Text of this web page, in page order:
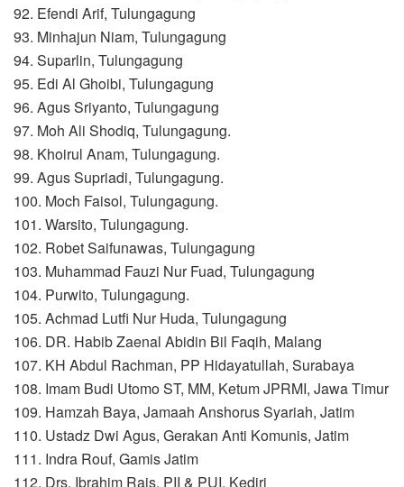
92. Efendi Arif, Tulungagung
93. Minhajun Niam, Tulungagung
94. Suparlin, Tulungagung
95. Edi Al Ghoibi, Tulungagung
96. Agus Sriyanto, Tulungagung
97. Moh Ali Shodiq, Tulungagung.
98. Khoirul Anam, Tulungagung.
99. Agus Supriadi, Tulungagung.
100. Moch Faisol, Tulungagung.
101. Warsito, Tulungagung.
102. Robet Saifunawas, Tulungagung
103. Muhammad Fauzi Nur Fuad, Tulungagung
104. Purwito, Tulungagung.
105. Achmad Lutfi Nur Huda, Tulungagung
106. DR. Habib Zaenal Abidin Bil Faqih, Malang
107. KH Abdul Rachman, PP Hidayatullah, Surabaya
108. Imam Budi Utomo ST, MM, Ketum JPRMI, Jawa Timur
109. Hamzah Baya, Jamaah Anshorus Syariah, Jatim
110. Ustadz Dwi Agus, Gerakan Anti Komunis, Jatim
111. Indra Rouf, Gamis Jatim
112. Drs. Ibrahim Rais, PII & PUI, Kediri